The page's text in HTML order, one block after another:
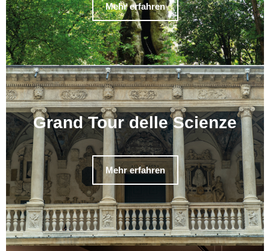
Mehr erfahren
Grand Tour delle Scienze
Mehr erfahren